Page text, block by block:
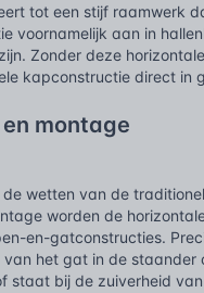
tot een stijf raamwerk
voornamelijk aan in
Zonder deze
kapconstructie direct
montage
wetten van de
worden de
en-gatconstructies.
het gat in de staander
staat bij de zuiverheid